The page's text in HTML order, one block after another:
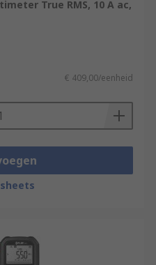
True RMS, 10 A ac,
€ 409,00/eenheid